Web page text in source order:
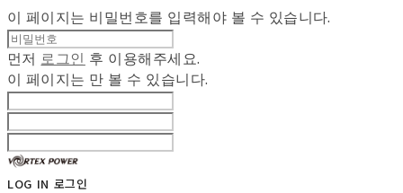
이 페이지는 비밀번호를 입력해야 볼 수 있습니다.
먼저 로그인 후 이용해주세요.
이 페이지는 만 볼 수 있습니다.
LOG IN 로그인